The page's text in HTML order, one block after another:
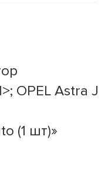
OPEL Astra J
(1 шт)»